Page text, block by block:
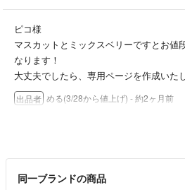
ピコ様
マスカットとミックスベリーですとお値
なります！
大丈夫でしたら、専用ページを作成いた
出品者 める(3/28から値上げ) - 約2ヶ月前
難しければ取り急ぎこちら購入させてい
同一ブランドの商品